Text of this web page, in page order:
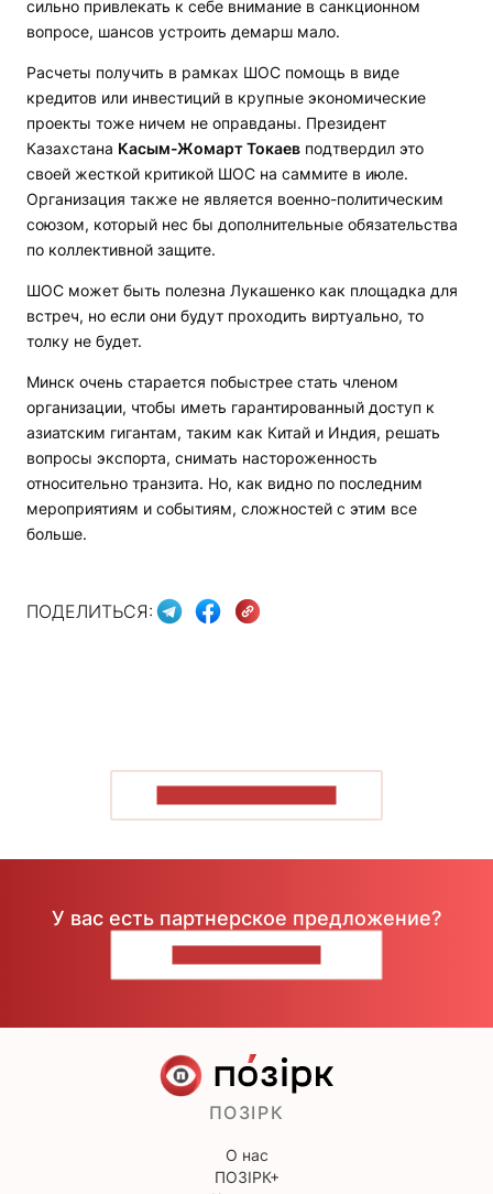
сильно привлекать к себе внимание в санкционном
вопросе, шансов устроить демарш мало.
Расчеты получить в рамках ШОС помощь в виде
кредитов или инвестиций в крупные экономические
проекты тоже ничем не оправданы. Президент
Казахстана Касым-Жомарт Токаев подтвердил это
своей жесткой критикой ШОС на саммите в июле.
Организация также не является военно-политическим
союзом, который нес бы дополнительные обязательства
по коллективной защите.
ШОС может быть полезна Лукашенко как площадка для
встреч, но если они будут проходить виртуально, то
толку не будет.
Минск очень старается побыстрее стать членом
организации, чтобы иметь гарантированный доступ к
азиатским гигантам, таким как Китай и Индия, решать
вопросы экспорта, снимать настороженность
относительно транзита. Но, как видно по последним
мероприятиям и событиям, сложностей с этим все
больше.
ПОДЕЛИТЬСЯ:
У вас есть партнерское предложение?
ПОЗІРК
О нас
ПОЗІРК+